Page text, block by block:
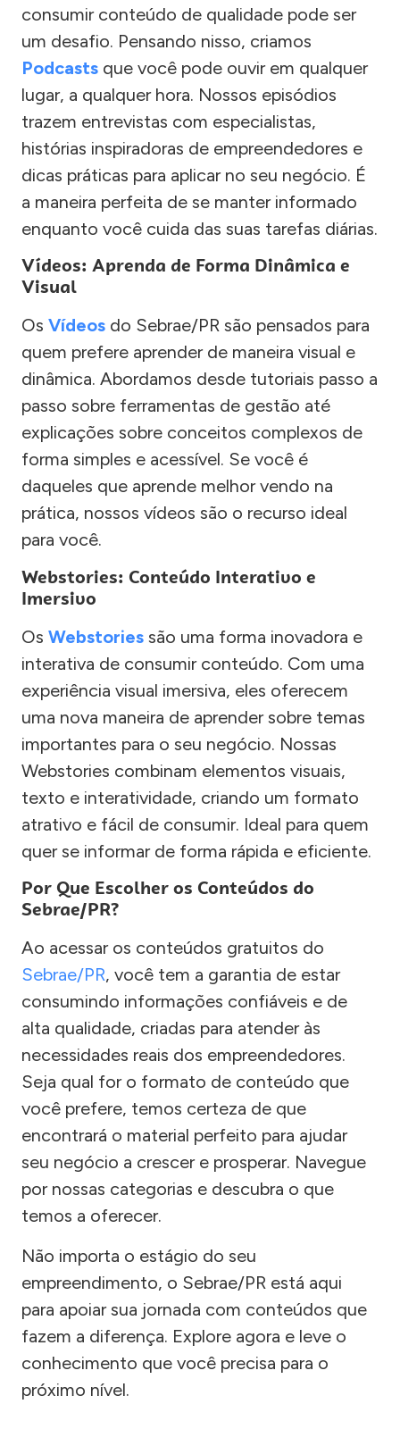
consumir conteúdo de qualidade pode ser
um desafio. Pensando nisso, criamos
Podcasts que você pode ouvir em qualquer
lugar, a qualquer hora. Nossos episódios
trazem entrevistas com especialistas,
histórias inspiradoras de empreendedores e
dicas práticas para aplicar no seu negócio. É
a maneira perfeita de se manter informado
enquanto você cuida das suas tarefas diárias.
Vídeos: Aprenda de Forma Dinâmica e
Visual
Os Vídeos do Sebrae/PR são pensados para
quem prefere aprender de maneira visual e
dinâmica. Abordamos desde tutoriais passo a
passo sobre ferramentas de gestão até
explicações sobre conceitos complexos de
forma simples e acessível. Se você é
daqueles que aprende melhor vendo na
prática, nossos vídeos são o recurso ideal
para você.
Webstories: Conteúdo Interativo e
Imersivo
Os Webstories são uma forma inovadora e
interativa de consumir conteúdo. Com uma
experiência visual imersiva, eles oferecem
uma nova maneira de aprender sobre temas
importantes para o seu negócio. Nossas
Webstories combinam elementos visuais,
texto e interatividade, criando um formato
atrativo e fácil de consumir. Ideal para quem
quer se informar de forma rápida e eficiente.
Por Que Escolher os Conteúdos do
Sebrae/PR?
Ao acessar os conteúdos gratuitos do
Sebrae/PR, você tem a garantia de estar
consumindo informações confiáveis e de
alta qualidade, criadas para atender às
necessidades reais dos empreendedores.
Seja qual for o formato de conteúdo que
você prefere, temos certeza de que
encontrará o material perfeito para ajudar
seu negócio a crescer e prosperar. Navegue
por nossas categorias e descubra o que
temos a oferecer.
Não importa o estágio do seu
empreendimento, o Sebrae/PR está aqui
para apoiar sua jornada com conteúdos que
fazem a diferença. Explore agora e leve o
conhecimento que você precisa para o
próximo nível.